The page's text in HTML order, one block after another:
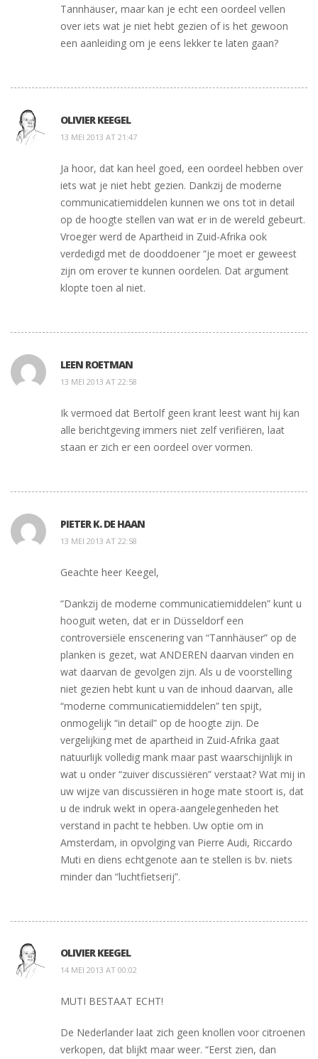
Tannhäuser, maar kan je echt een oordeel vellen
over iets wat je niet hebt gezien of is het gewoon
een aanleiding om je eens lekker te laten gaan?
OLIVIER KEEGEL
13 MEI 2013 AT 21:47
Ja hoor, dat kan heel goed, een oordeel hebben over
iets wat je niet hebt gezien. Dankzij de moderne
communicatiemiddelen kunnen we ons tot in detail
op de hoogte stellen van wat er in de wereld gebeurt.
Vroeger werd de Apartheid in Zuid-Afrika ook
verdedigd met de dooddoener “je moet er geweest
zijn om erover te kunnen oordelen. Dat argument
klopte toen al niet.
LEEN ROETMAN
13 MEI 2013 AT 22:58
Ik vermoed dat Bertolf geen krant leest want hij kan
alle berichtgeving immers niet zelf verifiëren, laat
staan er zich er een oordeel over vormen.
PIETER K. DE HAAN
13 MEI 2013 AT 22:58
Geachte heer Keegel,
“Dankzij de moderne communicatiemiddelen” kunt u
hooguit weten, dat er in Düsseldorf een
controversiële enscenering van “Tannhäuser” op de
planken is gezet, wat ANDEREN daarvan vinden en
wat daarvan de gevolgen zijn. Als u de voorstelling
niet gezien hebt kunt u van de inhoud daarvan, alle
“moderne communicatiemiddelen” ten spijt,
onmogelijk “in detail” op de hoogte zijn. De
vergelijking met de apartheid in Zuid-Afrika gaat
natuurlijk volledig mank maar past waarschijnlijk in
wat u onder “zuiver discussiëren” verstaat? Wat mij in
uw wijze van discussiëren in hoge mate stoort is, dat
u de indruk wekt in opera-aangelegenheden het
verstand in pacht te hebben. Uw optie om in
Amsterdam, in opvolging van Pierre Audi, Riccardo
Muti en diens echtgenote aan te stellen is bv. niets
minder dan “luchtfietserij”.
OLIVIER KEEGEL
14 MEI 2013 AT 00:02
MUTI BESTAAT ECHT!
De Nederlander laat zich geen knollen voor citroenen
verkopen, dat blijkt maar weer. “Eerst zien, dan